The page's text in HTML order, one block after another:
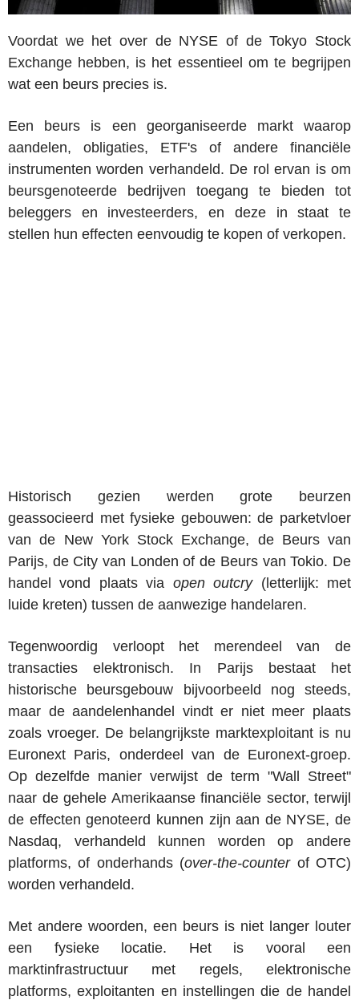
Voordat we het over de NYSE of de Tokyo Stock
Exchange hebben, is het essentieel om te begrijpen
wat een beurs precies is.
Een beurs is een georganiseerde markt waarop
aandelen, obligaties, ETF's of andere financiële
instrumenten worden verhandeld. De rol ervan is om
beursgenoteerde bedrijven toegang te bieden tot
beleggers en investeerders, en deze in staat te
stellen hun effecten eenvoudig te kopen of verkopen.
Historisch gezien werden grote beurzen
geassocieerd met fysieke gebouwen: de parketvloer
van de New York Stock Exchange, de Beurs van
Parijs, de City van Londen of de Beurs van Tokio. De
handel vond plaats via open outcry(letterlijk: met
luide kreten) tussen de aanwezige handelaren.
Tegenwoordig verloopt het merendeel van de
transacties elektronisch. In Parijs bestaat het
historische beursgebouw bijvoorbeeld nog steeds,
maar de aandelenhandel vindt er niet meer plaats
zoals vroeger. De belangrijkste marktexploitant is nu
Euronext Paris, onderdeel van de Euronext-groep.
Op dezelfde manier verwijst de term "Wall Street"
naar de gehele Amerikaanse financiële sector, terwijl
de effecten genoteerd kunnen zijn aan de NYSE, de
Nasdaq, verhandeld kunnen worden op andere
platforms, of onderhands (over-the-counterof OTC)
worden verhandeld.
Met andere woorden, een beurs is niet langer louter
een fysieke locatie. Het is vooral een
marktinfrastructuur met regels, elektronische
platforms, exploitanten en instellingen die de handel